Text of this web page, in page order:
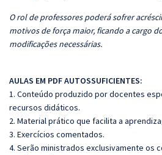
O rol de professores poderá sofrer
motivos de força maior, ficando a cargo
modificações necessárias.
AULAS EM PDF AUTOSSUFICIENTES:
1. Conteúdo produzido por docentes
recursos didáticos.
2. Material prático que facilita a
3. Exercícios comentados.
4. Serão ministrados exclusivamente os